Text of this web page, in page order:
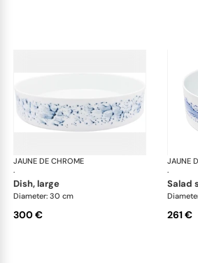
JAUNE DE CHROME
·
Blue
dish, large
Diameter: 30 cm
300 €
JAUNE
·
salad
261 €